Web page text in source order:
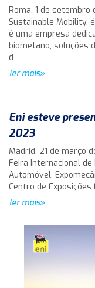
Roma, 1 de setembro
Sustainable Mobility,
é uma empresa
biometano, soluções
d
ler mais»
Eni esteve
2023
Madrid, 21 de março
Feira Internacional
Automóvel,
Centro de Exposições
ler mais»